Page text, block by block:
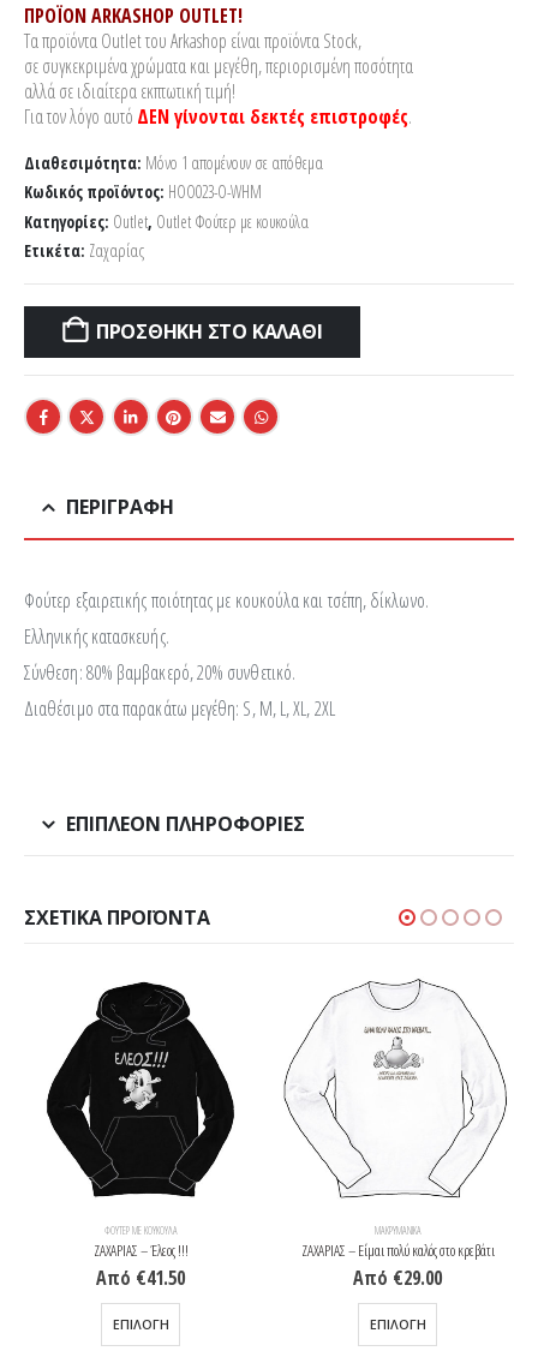
was:
€41.50.
τιμή
είναι:
€31.00.
ΠΡΟΪΟΝ ARKASHOP OUTLET!
Τα προϊόντα Outlet του Arkashop είναι προϊόντα Stock,
σε συγκεκριμένα χρώματα και μεγέθη, περιορισμένη ποσότητα
αλλά σε ιδιαίτερα εκπτωτική τιμή!
Για τον λόγο αυτό ΔΕΝ γίνονται δεκτές επιστροφές.
Διαθεσιμότητα: Μόνο 1 απομένουν σε απόθεμα
Κωδικός προϊόντος: HOO023-O-WHM
Κατηγορίες: Outlet, Outlet Φούτερ με κουκούλα
Ετικέτα: Ζαχαρίας
ΠΡΟΣΘΉΚΗ ΣΤΟ ΚΑΛΆΘΙ
ΠΕΡΙΓΡΑΦΉ
Φούτερ εξαιρετικής ποιότητας με κουκούλα και τσέπη, δίκλωνο.
Ελληνικής κατασκευής.
Σύνθεση: 80% βαμβακερό, 20% συνθετικό.
Διαθέσιμο στα παρακάτω μεγέθη: S, M, L, XL, 2XL
ΕΠΙΠΛΈΟΝ ΠΛΗΡΟΦΟΡΊΕΣ
ΣΧΕΤΙΚΆ ΠΡΟΪΌΝΤΑ
ΦΟΎΤΕΡ ΜΕ ΚΟΥΚΟΎΛΑ
ΖΑΧΑΡΙΑΣ – Έλεος !!!
Από €41.50
ΕΠΙΛΟΓΉ
Αυτό το προϊόν έχει πολλαπλές παραλλαγές. Οι επιλογές μπορούν να επιλεγούν στη σελίδα του προϊόντος
ΜΑΚΡΥΜΆΝΙΚΑ
ΖΑΧΑΡΙΑΣ – Είμαι πολύ καλός στο κρεβάτι
Από €29.00
ΕΠΙΛΟΓΉ
Αυτό το προϊόν έχει πολλαπλές παραλλαγές. Οι επιλογές μπορούν να επιλεγούν στη σελίδα του προϊόντος